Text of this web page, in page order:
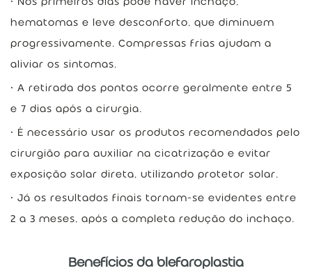
hematomas e leve desconforto, que diminuem
progressivamente. Compressas frias ajudam a
aliviar os sintomas.
A retirada dos pontos ocorre geralmente entre 5
e 7 dias após a cirurgia.
É necessário usar os produtos recomendados pelo
cirurgião para auxiliar na cicatrização e evitar
exposição solar direta, utilizando protetor solar.
Já os resultados finais tornam-se evidentes entre
2 a 3 meses, após a completa redução do inchaço.
Benefícios da blefaroplastia